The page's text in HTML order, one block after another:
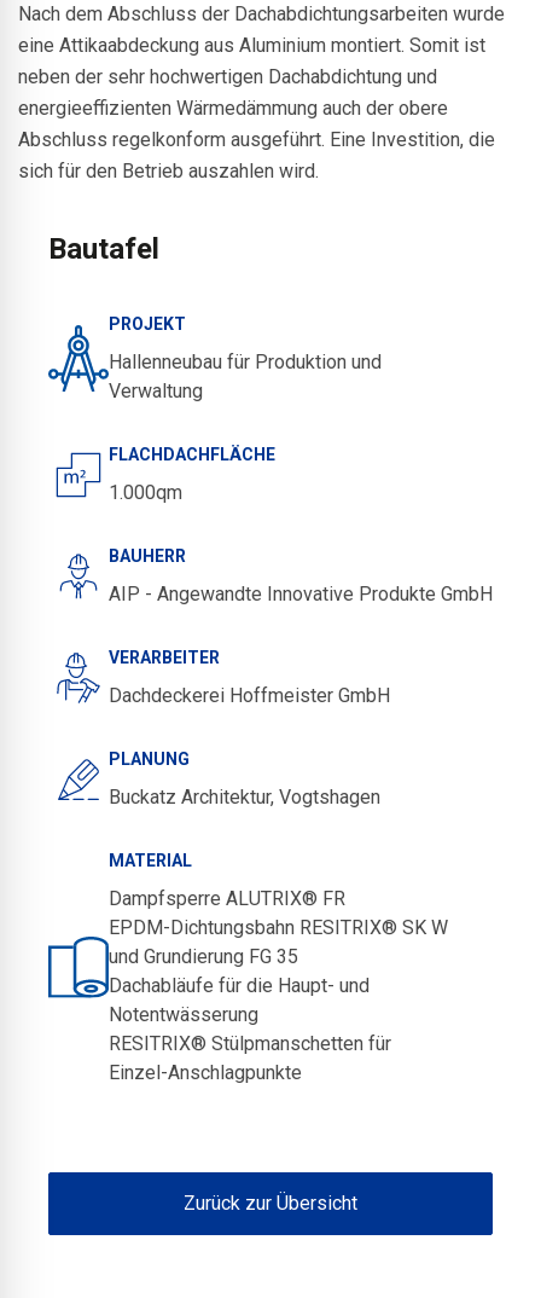
Nach dem Abschluss der Dachabdichtungsarbeiten wurde
eine Attikaabdeckung aus Aluminium montiert. Somit ist
neben der sehr hochwertigen Dachabdichtung und
energieeffizienten Wärmedämmung auch der obere
Abschluss regelkonform ausgeführt. Eine Investition, die
sich für den Betrieb auszahlen wird.
Bautafel
PROJEKT
Hallenneubau für Produktion und
Verwaltung
FLACHDACHFLÄCHE
1.000qm
BAUHERR
AIP - Angewandte Innovative Produkte GmbH
VERARBEITER
Dachdeckerei Hoffmeister GmbH
PLANUNG
Buckatz Architektur, Vogtshagen
MATERIAL
Dampfsperre ALUTRIX® FR
EPDM-Dichtungsbahn RESITRIX® SK W
und Grundierung FG 35
Dachabläufe für die Haupt- und
Notentwässerung
RESITRIX® Stülpmanschetten für
Einzel-Anschlagpunkte
Zurück zur Übersicht